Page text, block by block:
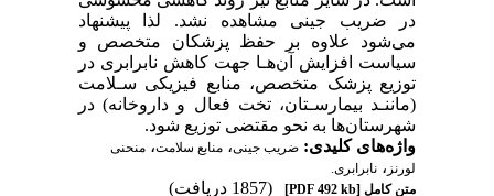
در ضریب جینی مشاهده نشد. لذا پیشنهاد
می‌شود علاوه بر حفظ پزشکان متخصص و
سیاست افزایش آن‌هـا جهت کاهش نابرابری در
توزیع پزشک متخصص، منابع فیزیکی سـلامت
(ماننـد بیمارسـتان، تخت فعال و داروخانه) در
شهرستان‌ها به نحو مقتضی توزیع شود.
واژه‌های کلیدی: ﺿﺮیب ﺟﯿﻨﯽ، منابع ﺳﻼﻣﺖ، ﻣﻨﺤﻨﯽ
ﻟﻮرﻧﺰ ، نابرابری.
متن کامل [PDF 492 kb] (1857 دریافت)